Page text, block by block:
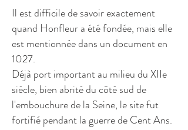
Il est difficile de savoir exactement
quand Honfleur a été fondée, mais elle
est mentionnée dans un document en
1027.
Déjà port important au milieu du XIIe
siècle, bien abrité du côté sud de
l'embouchure de la Seine, le site fut
fortifié pendant la guerre de Cent Ans.